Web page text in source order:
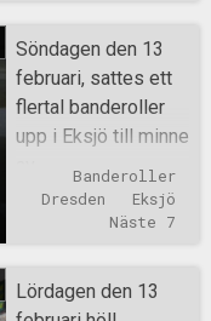
Söndagen den 13
februari, sattes ett
flertal banderoller
upp i Eksjö till minne
Dresdenbombningar
nas offer. Denna
påbörjades de
allierades
Banderoller
Dresden
Eksjö
Näste 7
Lördagen den 13